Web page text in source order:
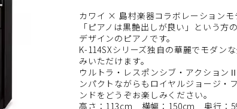
カワイ × 島村楽器コラボレーションモ
「ピアノは黒艶出しが良い」という
デザインのピアノです。
K-114SXシリーズ独自の華麗でモダン
みいただけます。
ウルトラ・レスポンシブ・アクション
ンパクトながらもロイヤルジョージ・
ンドをどうぞお楽しみください。
高さ：113cm 横幅：150cm 奥行：